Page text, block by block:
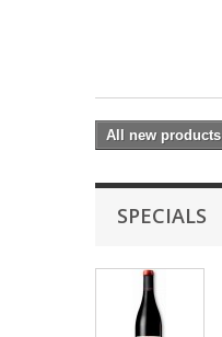
All new products
SPECIALS